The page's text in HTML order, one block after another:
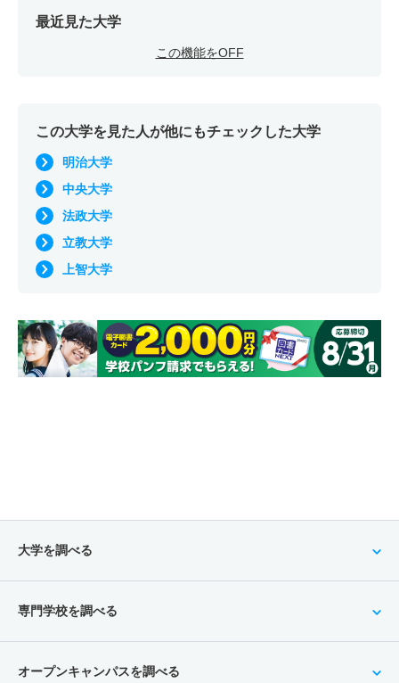
最近見た大学
この機能をOFF
この大学を見た人が他にもチェックした大学
明治大学
中央大学
法政大学
立教大学
上智大学
大学を調べる
専門学校を調べる
オープンキャンパスを調べる